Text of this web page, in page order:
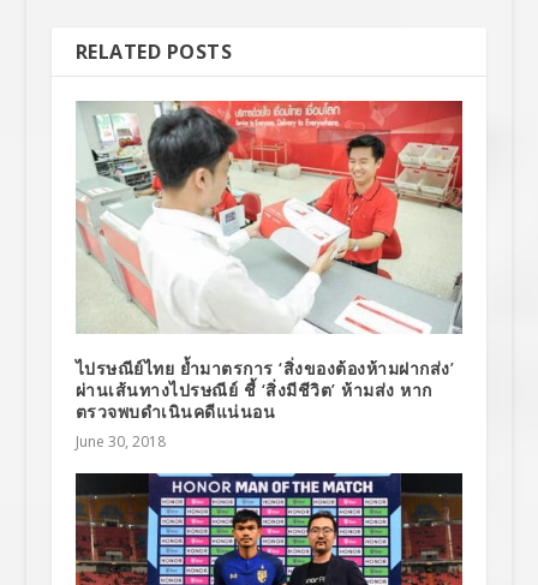
RELATED POSTS
ไปรษณีย์ไทย ย้ำมาตรการ ‘สิ่งของต้องห้ามฝากส่ง’
ผ่านเส้นทางไปรษณีย์ ชี้ ‘สิ่งมีชีวิต’ ห้ามส่ง หาก
ตรวจพบดำเนินคดีแน่นอน
June 30, 2018